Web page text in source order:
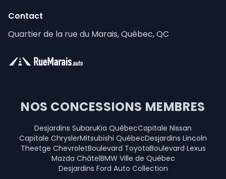
Contact
Quartier de la rue du Marais, Québec, QC
NOS CONCESSIONS MEMBRES
Desjardins SubaruKia QuébecCapitale Nissan
Capitale ChryslerMitsubishi QuébecDesjardins Lincoln
Theetge ChevroletBoulevard ToyotaBoulevard Lexus
Mazda ChâtelBMW Ville de Québec
Desjardins Ford Auto Collection